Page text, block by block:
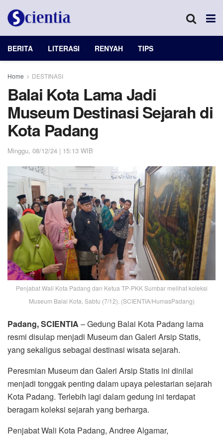
BERITA LITERASI RENYAH TIPS
Home DESTINASI
Balai Kota Lama Jadi
Museum Destinasi Sejarah di
Kota Padang
Minggu, 08/12/24 | 15:13 WIB
Penjabat Wali Kota Padang dan Ketua TP-PKK Sumbar melihat koleksi
Museum Balai Kota, Sabtu (7/12). (SCIENTIA/HumasPadang)
Padang, SCIENTIA – Gedung Balai Kota Padang lama
resmi disulap menjadi Museum dan Galeri Arsip Statis,
yang sekaligus sebagai destinasi wisata sejarah.
Peresmian Museum dan Galeri Arsip Statis ini dinilai
menjadi tonggak penting dalam upaya pelestarian sejarah
Kota Padang. Terlebih lagi dalam gedung ini terdapat
beragam koleksi sejarah yang berharga.
Penjabat Wali Kota Padang, Andree Algamar,